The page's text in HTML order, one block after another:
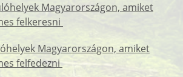
Magyarországon, amiket
felkeresni
Magyarországon, amiket
felfedezni